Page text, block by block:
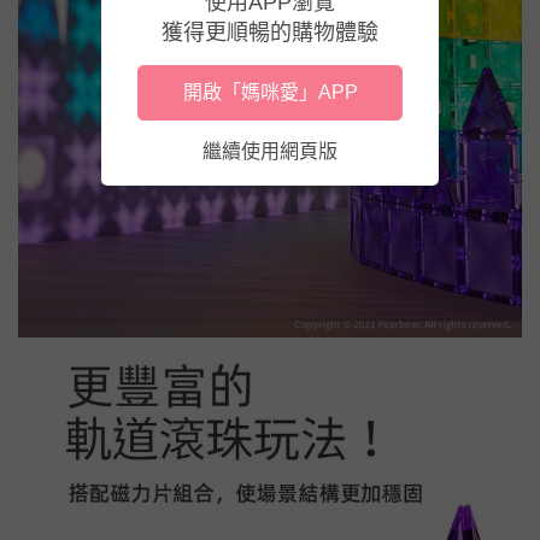
獲得更順暢的購物體驗
開啟「媽咪愛」APP
繼續使用網頁版